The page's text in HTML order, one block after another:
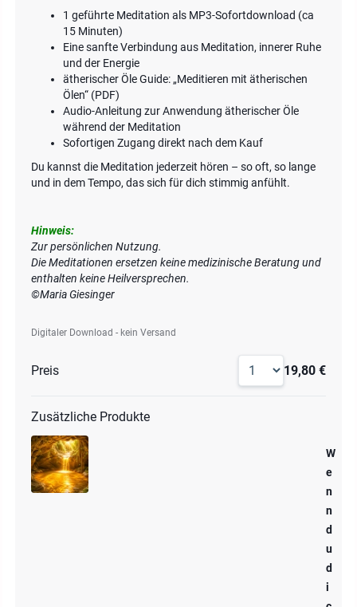
1 geführte Meditation als MP3-Sofortdownload (ca
15 Minuten)
Eine sanfte Verbindung aus Meditation, innerer Ruhe
und der Energie
ätherischer Öle Guide: „Meditieren mit ätherischen
Ölen“ (PDF)
Audio-Anleitung zur Anwendung ätherischer Öle
während der Meditation
Sofortigen Zugang direkt nach dem Kauf
Du kannst die Meditation jederzeit hören – so oft, so lange
und in dem Tempo, das sich für dich stimmig anfühlt.
Hinweis:
Zur persönlichen Nutzung.
Die Meditationen ersetzen keine medizinische Beratung und
enthalten keine Heilversprechen.
©Maria Giesinger
Digitaler Download - kein Versand
Preis 19,80 €
Zusätzliche Produkte
W
e
n
n
d
u
d
i